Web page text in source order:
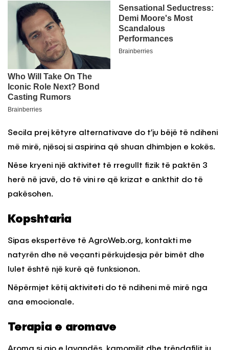
Secila prej këtyre alternativave do t’ju bëjë të ndiheni
më mirë, njësoj si aspirina që shuan dhimbjen e kokës.
Nëse kryeni një aktivitet të rregullt fizik të paktën 3
herë në javë, do të vini re që krizat e ankthit do të
pakësohen.
Kopshtaria
Sipas ekspertëve të AgroWeb.org, kontakti me
natyrën dhe në veçanti përkujdesja për bimët dhe
lulet është një kurë që funksionon.
Nëpërmjet këtij aktiviteti do të ndiheni më mirë nga
ana emocionale.
Terapia e aromave